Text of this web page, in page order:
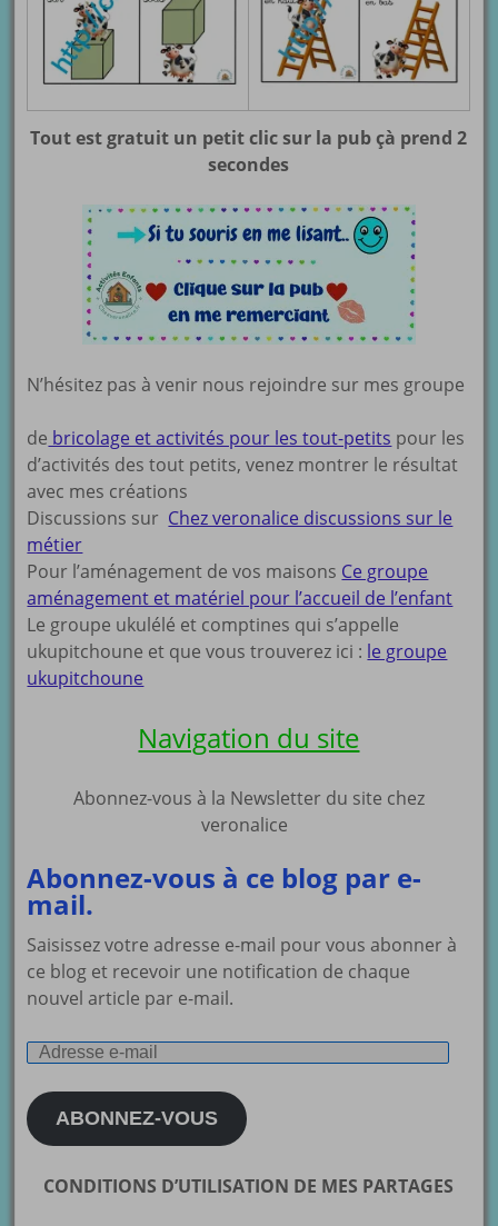
Tout est gratuit un petit clic sur la pub çà prend 2
secondes
N’hésitez pas à venir nous rejoindre sur mes groupe
de bricolage et activités pour les tout-petits pour les
d’activités des tout petits, venez montrer le résultat
avec mes créations
Discussions sur Chez veronalice discussions sur le
métier
Pour l’aménagement de vos maisons Ce groupe
aménagement et matériel pour l’accueil de l’enfant
Le groupe ukulélé et comptines qui s’appelle
ukupitchoune et que vous trouverez ici : le groupe
ukupitchoune
Navigation du site
Abonnez-vous à la Newsletter du site chez
veronalice
Abonnez-vous à ce blog par e-
mail.
Saisissez votre adresse e-mail pour vous abonner à
ce blog et recevoir une notification de chaque
nouvel article par e-mail.
Adresse
mail
ABONNEZ-VOUS
CONDITIONS D’UTILISATION DE MES PARTAGES